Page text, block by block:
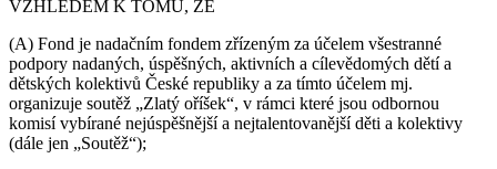
VZHLEDEM K TOMU, ŽE
(A) Fond je nadačním fondem zřízeným za účelem všestranné
podpory nadaných, úspěšných, aktivních a cílevědomých dětí a
dětských kolektivů České republiky a za tímto účelem mj.
organizuje soutěž „Zlatý oříšek“, v rámci které jsou odbornou
komisí vybírané nejúspěšnější a nejtalentovanější děti a kolektivy
(dále jen „Soutěž“);